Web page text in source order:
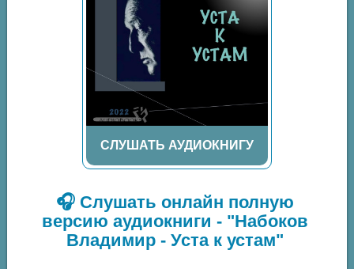
СЛУШАТЬ АУДИОКНИГУ
🎧 Слушать онлайн полную
версию аудиокниги - "Набоков
Владимир - Уста к устам"